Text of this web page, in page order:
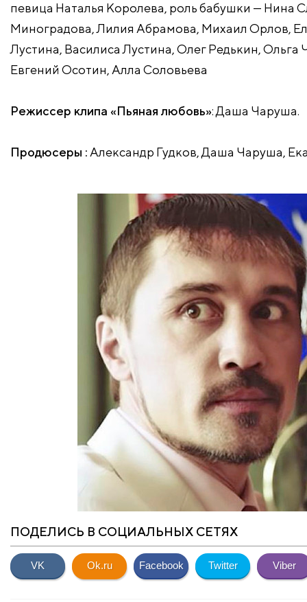
певица Наталья Королева, роль бабушки — Нина
Миноградова, Лилия Абрамова, Михаил Орлов,
Лустина, Василиса Лустина, Олег Редькин,
Евгений Осотин, Алла Соловьева
Режиссер клипа «Пьяная любовь»: Даша Чаруша.
Продюсеры :Александр Гудков, Даша Чаруша,
ПОДЕЛИСЬ В СОЦИАЛЬНЫХ СЕТЯХ
VK Ok.ru Facebook Twitter Viber